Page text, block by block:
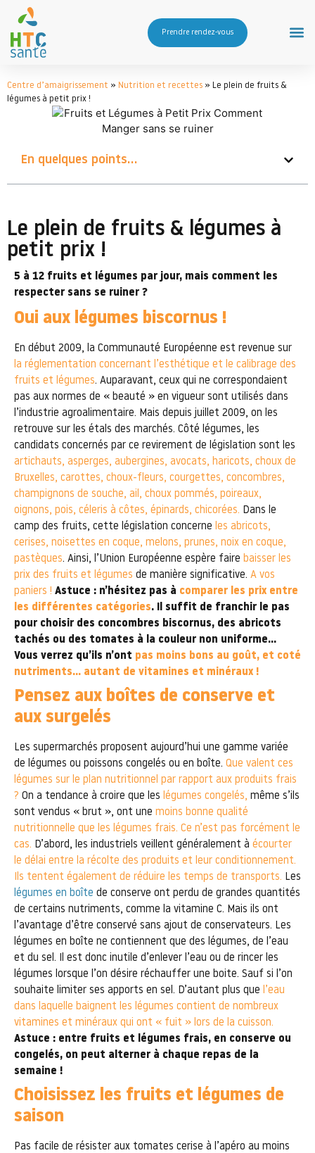
Prendre rendez-vous
Centre d’amaigrissement » Nutrition et recettes » Le plein de fruits &
légumes à petit prix !
En quelques points...
Le plein de fruits & légumes à
petit prix !
5 à 12 fruits et légumes par jour, mais comment les
respecter sans se ruiner ?
Oui aux légumes biscornus !
En début 2009, la Communauté Européenne est revenue sur
la réglementation concernant l’esthétique et le calibrage des
fruits et légumes. Auparavant, ceux qui ne correspondaient
pas aux normes de « beauté » en vigueur sont utilisés dans
l’industrie agroalimentaire. Mais depuis juillet 2009, on les
retrouve sur les étals des marchés. Côté légumes, les
candidats concernés par ce revirement de législation sont les
artichauts, asperges, aubergines, avocats, haricots, choux de
Bruxelles, carottes, choux-fleurs, courgettes, concombres,
champignons de souche, ail, choux pommés, poireaux,
oignons, pois, céleris à côtes, épinards, chicorées. Dans le
camp des fruits, cette législation concerne les abricots,
cerises, noisettes en coque, melons, prunes, noix en coque,
pastèques. Ainsi, l’Union Européenne espère faire baisser les
prix des fruits et légumes de manière significative. A vos
paniers ! Astuce : n’hésitez pas à comparer les prix entre
les différentes catégories. Il suffit de franchir le pas
pour choisir des concombres biscornus, des abricots
tachés ou des tomates à la couleur non uniforme…
Vous verrez qu’ils n’ont pas moins bons au goût, et coté
nutriments… autant de vitamines et minéraux !
Pensez aux boîtes de conserve et
aux surgelés
Les supermarchés proposent aujourd’hui une gamme variée
de légumes ou poissons congelés ou en boîte. Que valent ces
légumes sur le plan nutritionnel par rapport aux produits frais
? On a tendance à croire que les légumes congelés, même s’ils
sont vendus « brut », ont une moins bonne qualité
nutritionnelle que les légumes frais. Ce n’est pas forcément le
cas. D’abord, les industriels veillent généralement à écourter
le délai entre la récolte des produits et leur conditionnement.
Ils tentent également de réduire les temps de transports. Les
légumes en boîte de conserve ont perdu de grandes quantités
de certains nutriments, comme la vitamine C. Mais ils ont
l’avantage d’être conservé sans ajout de conservateurs. Les
légumes en boîte ne contiennent que des légumes, de l’eau
et du sel. Il est donc inutile d’enlever l’eau ou de rincer les
légumes lorsque l’on désire réchauffer une boite. Sauf si l’on
souhaite limiter ses apports en sel. D’autant plus que l’eau
dans laquelle baignent les légumes contient de nombreux
vitamines et minéraux qui ont « fuit » lors de la cuisson.
Astuce : entre fruits et légumes frais, en conserve ou
congelés, on peut alterner à chaque repas de la
semaine !
Choisissez les fruits et légumes de
saison
Pas facile de résister aux tomates cerise à l’apéro au moins